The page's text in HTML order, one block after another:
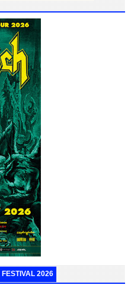
2026